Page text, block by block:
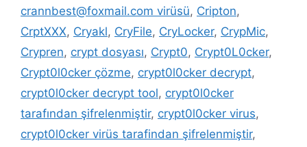
crannbest@foxmail.com virüsü, Cripton,
CrptXXX, Cryakl, CryFile, CryLocker, CrypMic,
Crypren, crypt dosyası, Crypt0, Crypt0L0cker,
Crypt0l0cker çözme, crypt0l0cker decrypt,
crypt0l0cker decrypt tool, crypt0l0cker
tarafından şifrelenmiştir, crypt0l0cker virus,
crypt0l0cker virüs tarafindan şifrelenmiştir,